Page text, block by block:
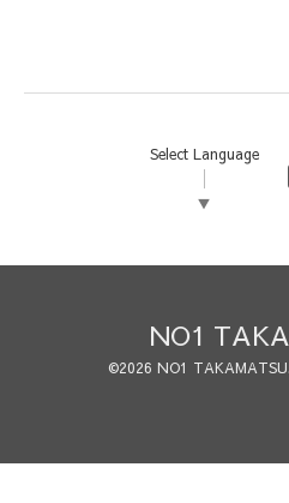
Select Language
▼
NO1
©2026 NO1 TAKAMATSU